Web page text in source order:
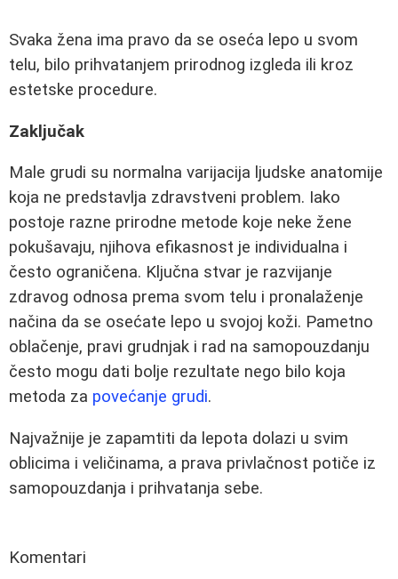
Svaka žena ima pravo da se oseća lepo u svom
telu, bilo prihvatanjem prirodnog izgleda ili kroz
estetske procedure.
Zaključak
Male grudi su normalna varijacija ljudske anatomije
koja ne predstavlja zdravstveni problem. Iako
postoje razne prirodne metode koje neke žene
pokušavaju, njihova efikasnost je individualna i
često ograničena. Ključna stvar je razvijanje
zdravog odnosa prema svom telu i pronalaženje
načina da se osećate lepo u svojoj koži. Pametno
oblačenje, pravi grudnjak i rad na samopouzdanju
često mogu dati bolje rezultate nego bilo koja
metoda za povećanje grudi.
Najvažnije je zapamtiti da lepota dolazi u svim
oblicima i veličinama, a prava privlačnost potiče iz
samopouzdanja i prihvatanja sebe.
Komentari